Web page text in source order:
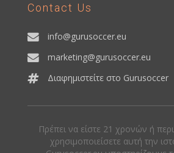
Contact Us
info@gurusoccer.eu
marketing@gurusoccer.eu
Διαφημιστείτε στο Gurusoccer
Πρέπει να είστε 21 χρονών ή
χρησιμοποιείσετε αυτή την